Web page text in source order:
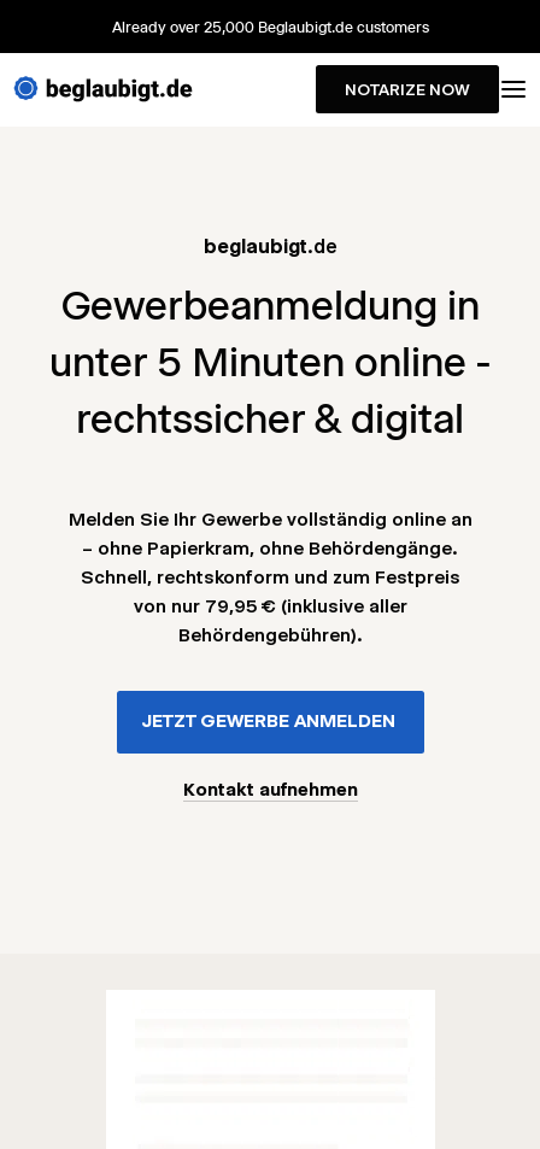
Already over 25,000 Beglaubigt.de customers
NOTARIZE NOW
beglaubigt.de
Gewerbeanmeldung in
unter 5 Minuten online -
rechtssicher & digital
Melden Sie Ihr Gewerbe vollständig online an
– ohne Papierkram, ohne Behördengänge.
Schnell, rechtskonform und zum Festpreis
von nur 79,95 € (inklusive aller
Behördengebühren).
JETZT GEWERBE ANMELDEN
Kontakt aufnehmen